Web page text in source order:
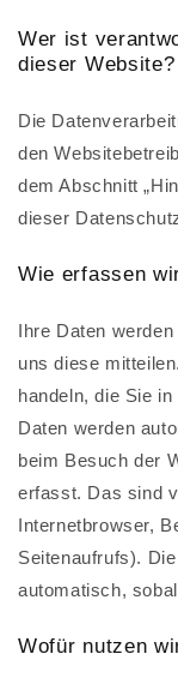
Wer ist
dieser Website?
Die
den
dem Abschnitt
dieser
Wie erfassen
Ihre Daten
uns diese
handeln, die Sie
Daten werden
beim Besuch der
erfasst. Das sind
Internetbrowser,
Seitenaufrufs).
automatisch,
Wofür nutzen